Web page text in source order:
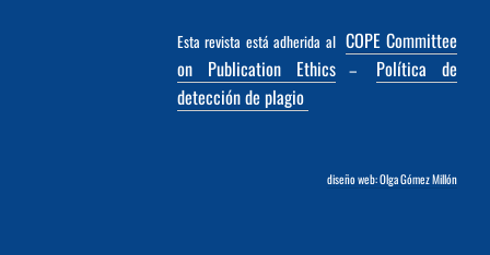
Esta revista está adherida al COPE Committee
on Publication Ethics–
Política de
detección de plagio
diseño web: Olga Gómez Millón